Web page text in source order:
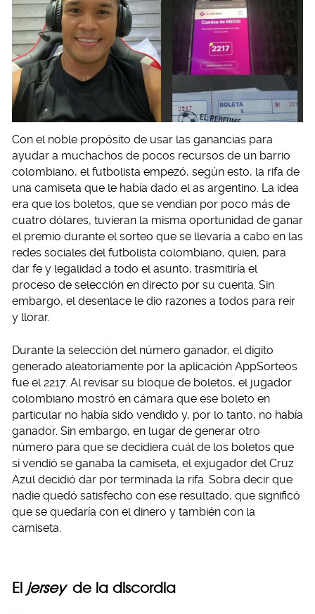
Con el noble propósito de usar las ganancias para
ayudar a muchachos de pocos recursos de un barrio
colombiano, el futbolista empezó, según esto, la rifa de
una camiseta que le había dado el as argentino. La idea
era que los boletos, que se vendían por poco más de
cuatro dólares, tuvieran la misma oportunidad de ganar
el premio durante el sorteo que se llevaría a cabo en las
redes sociales del futbolista colombiano, quien, para
dar fe y legalidad a todo el asunto, trasmitiría el
proceso de selección en directo por su cuenta. Sin
embargo, el desenlace le dio razones a todos para reír
y llorar.
Durante la selección del número ganador, el dígito
generado aleatoriamente por la aplicación AppSorteos
fue el 2217. Al revisar su bloque de boletos, el jugador
colombiano mostró en cámara que ese boleto en
particular no había sido vendido y, por lo tanto, no había
ganador. Sin embargo, en lugar de generar otro
número para que se decidiera cuál de los boletos que
sí vendió se ganaba la camiseta, el exjugador del Cruz
Azul decidió dar por terminada la rifa. Sobra decir que
nadie quedó satisfecho con ese resultado, que significó
que se quedaría con el dinero y también con la
camiseta.
El jerseyde la discordia